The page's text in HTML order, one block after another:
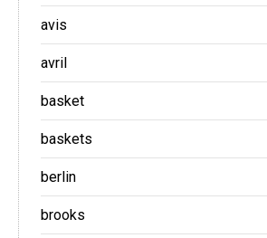
avis
avril
basket
baskets
berlin
brooks